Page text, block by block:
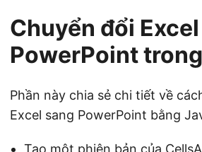
Chuyển đổi
PowerPoint
Phần này chia sẻ chi tiết về
Excel sang PowerPoint bằng
Tạo một phiên bản của